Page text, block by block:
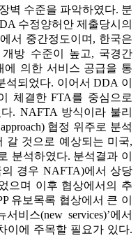
벽 수준을 파악하였다. 분
수정양허안 제출당시의
서 중간정도이며, 한국은
방 수준이 높고, 국경간
에 의한 서비스 공급을 통
되었다. 이어서 DDA 이
체결한 FTA를 중심으로
. NAFTA 방식이라 불리
협정 위주로 분석
갈 것으로 예상되는 미국,
분석하였다. 분석결과 이
경우 NAFTA)에서 상당
으며 이후 협상에서의 추
유보목록 협상에서 큰 이
비스(new services)’에서
이에 주목할 필요가 있다.